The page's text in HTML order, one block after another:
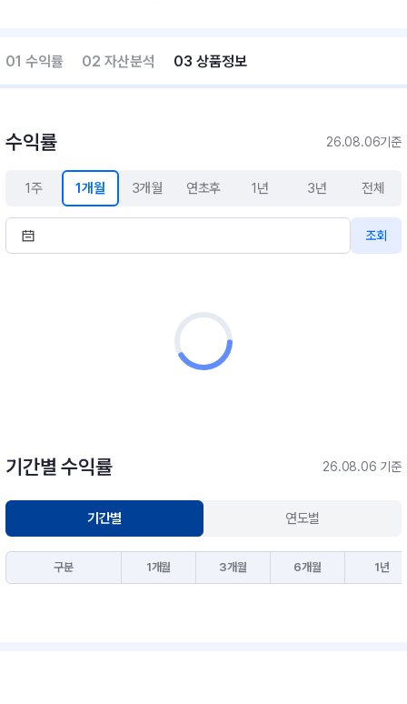
01 수익률 02 자산분석 03 상품정보
수익률 26.08.06기준
1주 1개월 3개월 연초후 1년 3년 전체
조회
기간별 수익률 26.08.06 기준
기간별 연도별
구분 1개월 3개월 6개월 1년